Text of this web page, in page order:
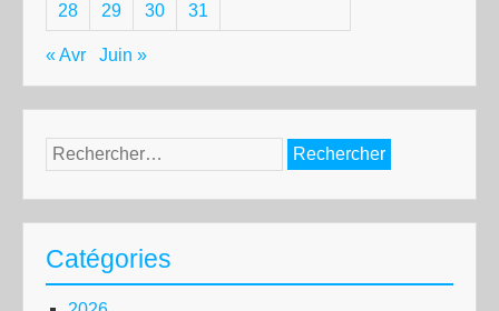
28 29 30 31
« Avr Juin »
Rechercher :
Catégories